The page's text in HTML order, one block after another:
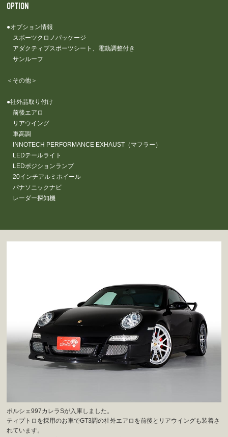
OPTION
●オプション情報
スポーツクロノパッケージ
アダクティブスポーツシート、電動調整付き
サンルーフ
＜その他＞
●社外品取り付け
前後エアロ
リアウイング
車高調
INNOTECH PERFORMANCE EXHAUST（マフラー）
LEDテールライト
LEDポジションランプ
20インチアルミホイール
パナソニックナビ
レーダー探知機
ポルシェ997カレラSが入庫しました。
ティプトロを採用のお車でGT3調の社外エアロを前後とリアウイングも装着さ
れています。